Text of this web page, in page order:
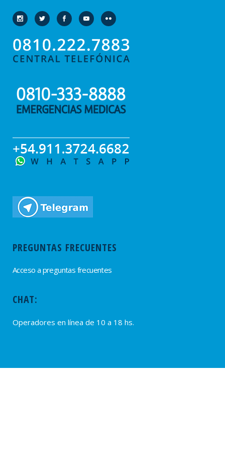
PREGUNTAS FRECUENTES
Acceso a preguntas frecuentes
CHAT:
Operadores en línea de 10 a 18 hs.
PROVEEDORES